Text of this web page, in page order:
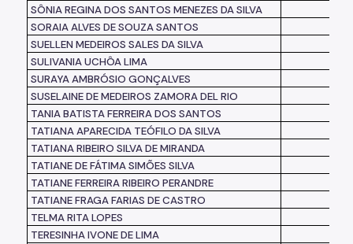
SÔNIA REGINA DOS SANTOS MENEZES DA SILVA
SORAIA ALVES DE SOUZA SANTOS
SUELLEN MEDEIROS SALES DA SILVA
SULIVANIA UCHÔA LIMA
SURAYA AMBRÓSIO GONÇALVES
SUSELAINE DE MEDEIROS ZAMORA DEL RIO
TANIA BATISTA FERREIRA DOS SANTOS
TATIANA APARECIDA TEÓFILO DA SILVA
TATIANA RIBEIRO SILVA DE MIRANDA
TATIANE DE FÁTIMA SIMÕES SILVA
TATIANE FERREIRA RIBEIRO PERANDRE
TATIANE FRAGA FARIAS DE CASTRO
TELMA RITA LOPES
TERESINHA IVONE DE LIMA